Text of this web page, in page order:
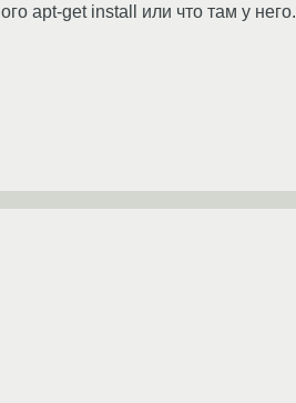
apt-get install или что там у него.